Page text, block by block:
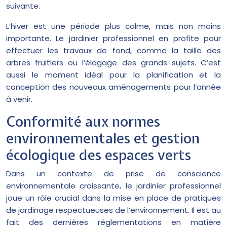
suivante.
L’hiver est une période plus calme, mais non moins
importante. Le jardinier professionnel en profite pour
effectuer les travaux de fond, comme la taille des
arbres fruitiers ou l’élagage des grands sujets. C’est
aussi le moment idéal pour la planification et la
conception des nouveaux aménagements pour l’année
à venir.
Conformité aux normes
environnementales et gestion
écologique des espaces verts
Dans un contexte de prise de conscience
environnementale croissante, le jardinier professionnel
joue un rôle crucial dans la mise en place de pratiques
de jardinage respectueuses de l’environnement. Il est au
fait des dernières réglementations en matière